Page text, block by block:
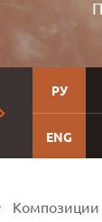
РУ
ENG
Композиции